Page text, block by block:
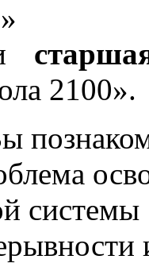
2100».